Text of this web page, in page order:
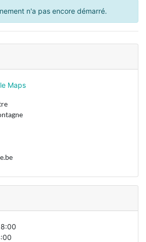
n'a pas encore démarré.
Maps